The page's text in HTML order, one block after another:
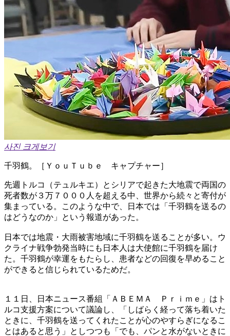
사진 크게보기
千羽鶴。［ＹｏｕＴｕｂｅ キャプチャー］
先週トルコ（テュルキエ）とシリアで起きた大地震で両国の
死者数が３万７０００人を超える中、世界から続々と寄付が
集まっている。このような中で、日本では「千羽鶴を送るの
はどうなのか」という報道があった。
日本では地震・大雨被害地域に千羽鶴を送ることが多い。ウ
クライナ戦争勃発当時にも日本人は大使館に千羽鶴を届け
た。千羽鶴が幸運をもたらし、患者などの回復を早めること
ができると信じられているためだ。
１１日、日本ニュース番組「ＡＢＥＭＡ Ｐｒｉｍｅ」はト
ルコ支援方案について議論し、「しばらく経って落ち着いた
ときに、千羽鶴を送ってくれたことが心のやすらぎになるこ
とはあると思う」としつつも「でも、パンと水がないときに